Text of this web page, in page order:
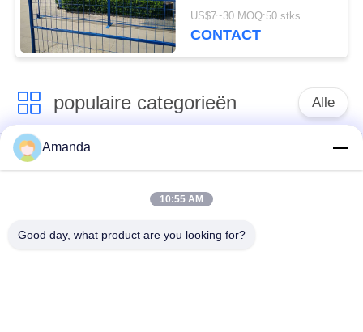
Construction Fencing
US$7~30 MOQ:50 stks
CONTACT
populaire categorieën Alle
de verpakking van de
Gestructureerde
Verpakking
Metaal Willekeurige
Amanda
10:55 AM
Good day, what product are you looking for?